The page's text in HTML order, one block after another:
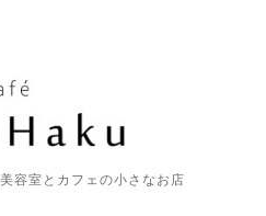
容室とカフェの小さなお店